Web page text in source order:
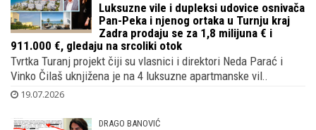
Luksuzne vile i dupleksi udovice osnivača
Pan-Peka i njenog ortaka u Turnju kraj
Zadra prodaju se za 1,8 milijuna € i
911.000 €, gledaju na srcoliki otok
Tvrtka Turanj projekt čiji su vlasnici i direktori Neda Parać i
Vinko Čilaš uknjižena je na 4 luksuzne apartmanske vil..
19.07.2026
DRAGO BANOVIĆ